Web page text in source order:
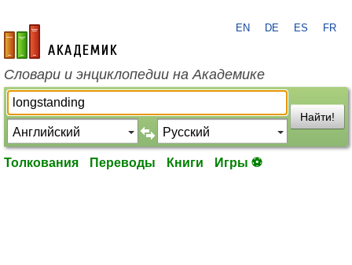
academic.ru
EN DE ES FR
Словари и энциклопедии на Академике
Найти!
Толкования Переводы Книги Игры ⚽